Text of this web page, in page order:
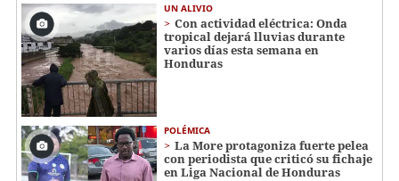
UN ALIVIO
Con actividad eléctrica: Onda
tropical dejará lluvias durante
varios días esta semana en
Honduras
POLÉMICA
La More protagoniza fuerte pelea
con periodista que criticó su fichaje
en Liga Nacional de Honduras